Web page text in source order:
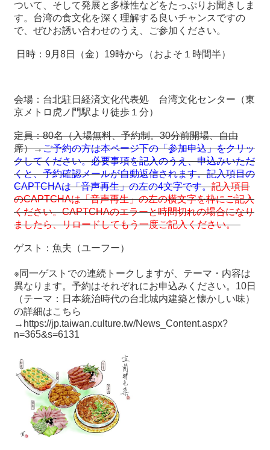
関
連
ン
ホ
ー
ム
サ
イ
ト
マ
ッ
プ
ついて、そして発展と多様性などをたっぷりお聞きしま
す。台湾の食文化を深く理解する良いチャンスですの
で、ぜひお誘い合わせのうえ、ご参加ください。
日時： 9月 8日（金） 19時から（およそ１時間半）
会場：台北駐日経済文化代表処 台湾文化センター（東
京メトロ虎ノ門駅より徒歩１分）
定員：80名（入場無料、予約制。30分前開場、自由
席）→ご予約の方は本ページ下の「参加申込」をクリッ
クしてください。必要事項を記入のうえ、申込みいただ
くと、予約確認メールが自動返信されます。記入項目の
CAPTCHAは「音声再生」の左の4文字です。記入項目
のCAPTCHAは「音声再生」の左の横文字を枠にご記入
ください。CAPTCHAのエラーと時間切れの場合になり
ましたら、リロードしてもう一度ご記入ください。
ゲスト：魚夫（ユーフー）
※同一ゲストでの連続トークしますが、テーマ・内容は
異なります。予約はそれぞれにお申込みください。 10日
（テーマ：日本統治時代の台北城内建築と懐かしい味）
の詳細はこちら
→ https://jp.taiwan.culture.tw/News_Content.aspx?
n=365&s=6131